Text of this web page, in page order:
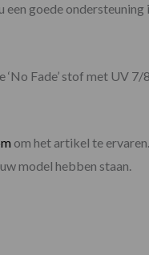
een goede ondersteuning
Fade’ stof met UV 7/8
om het artikel te
model hebben staan.